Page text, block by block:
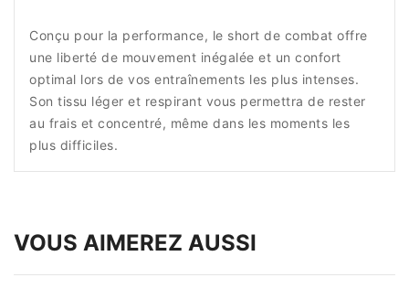
Conçu pour la performance, le short de combat offre
une liberté de mouvement inégalée et un confort
optimal lors de vos entraînements les plus intenses.
Son tissu léger et respirant vous permettra de rester
au frais et concentré, même dans les moments les
plus difficiles.
VOUS AIMEREZ AUSSI